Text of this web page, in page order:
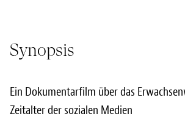
Synopsis
Ein Dokumentarfilm über das
Zeitalter der sozialen Medien